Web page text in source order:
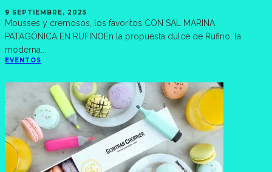
9 SEPTIEMBRE, 2025
Mousses y cremosos, los favoritos CON SAL MARINA
PATAGÓNICA EN RUFINOEn la propuesta dulce de Rufino, la
moderna
EVENTOS